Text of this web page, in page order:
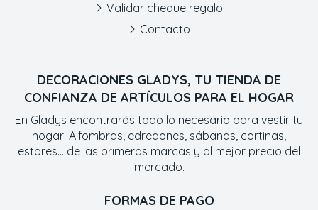
DECORACIONES GLADYS, TU TIENDA DE
CONFIANZA DE ARTÍCULOS PARA EL HOGAR
En Gladys encontrarás todo lo necesario para vestir tu
hogar: Alfombras, edredones, sábanas, cortinas,
estores... de las primeras marcas y al mejor precio del
mercado.
FORMAS DE PAGO
Validar cheque regalo
Contacto